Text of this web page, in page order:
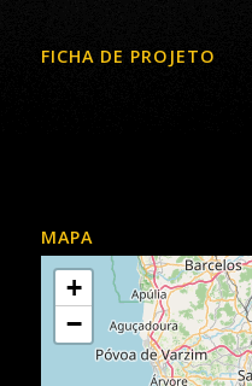
FICHA DE PROJETO
MAPA
+
−